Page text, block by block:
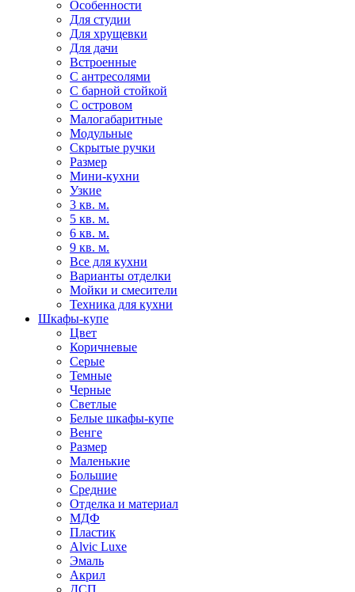
Особенности
Для студии
Для хрущевки
Для дачи
Встроенные
С антресолями
С барной стойкой
С островом
Малогабаритные
Модульные
Скрытые ручки
Размер
Мини-кухни
Узкие
3 кв. м.
5 кв. м.
6 кв. м.
9 кв. м.
Все для кухни
Варианты отделки
Мойки и смесители
Техника для кухни
Шкафы-купе
Цвет
Коричневые
Серые
Темные
Черные
Светлые
Белые шкафы-купе
Венге
Размер
Маленькие
Большие
Средние
Отделка и материал
МДФ
Пластик
Alvic Luxe
Эмаль
Акрил
ДСП